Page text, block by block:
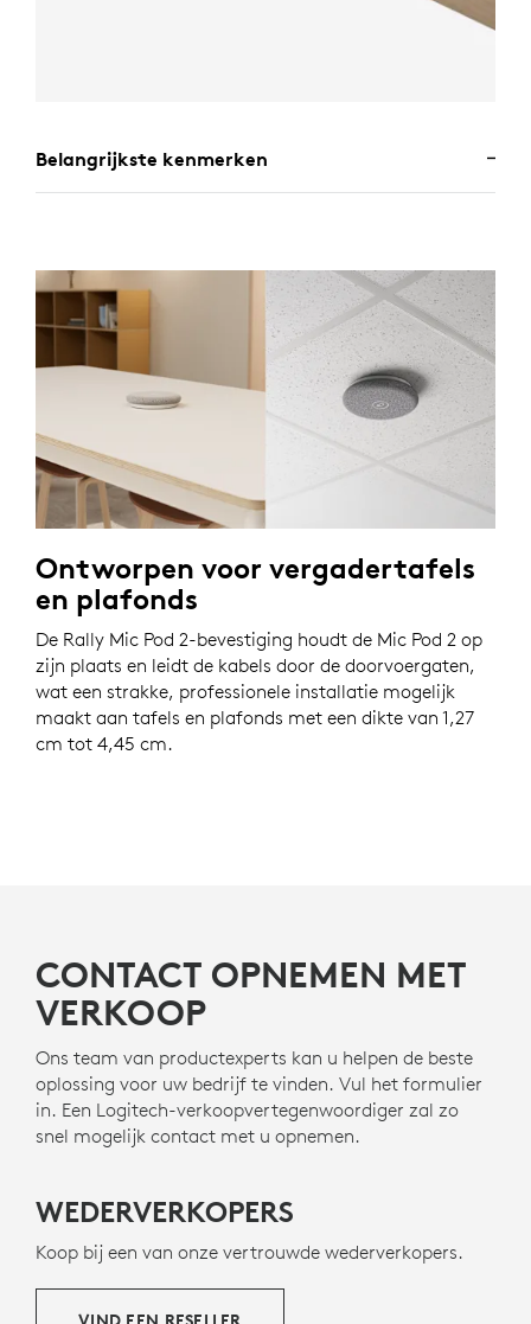
Belangrijkste kenmerken
Ontworpen voor vergadertafels
en plafonds
De Rally Mic Pod 2-bevestiging houdt de Mic Pod 2 op
zijn plaats en leidt de kabels door de doorvoergaten,
wat een strakke, professionele installatie mogelijk
maakt aan tafels en plafonds met een dikte van 1,27
cm tot 4,45 cm.
CONTACT OPNEMEN MET
VERKOOP
Ons team van productexperts kan u helpen de beste
oplossing voor uw bedrijf te vinden. Vul het formulier
in. Een Logitech-verkoopvertegenwoordiger zal zo
snel mogelijk contact met u opnemen.
WEDERVERKOPERS
Koop bij een van onze vertrouwde wederverkopers.